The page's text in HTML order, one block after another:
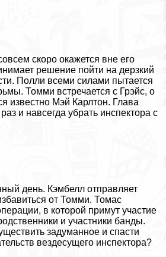
скоро окажется вне его
решение пойти на дерзкий
Полли всеми силами пытается
Томми встречается с Грэйс, о
известно Мэй Карлтон. Глава
и навсегда убрать инспектора с
день. Кэмбелл отправляет
от Томми. Томас
в которой примут участие
и участники банды.
задуманное и спасти
вездесущего инспектора?